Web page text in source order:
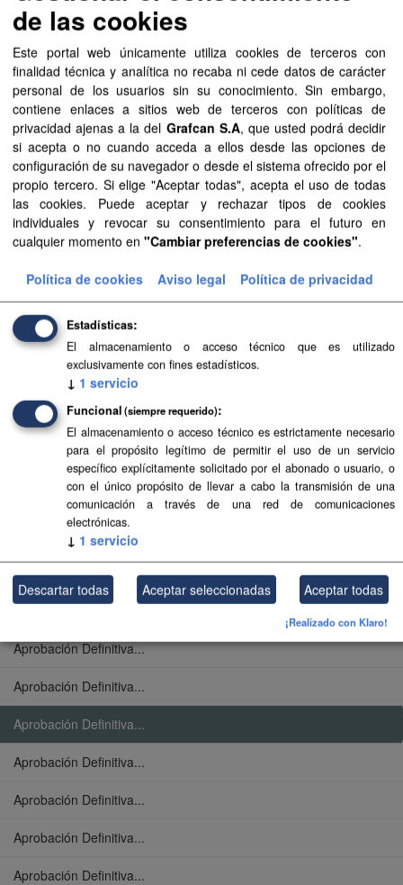
Aprobación Definitiva...
Aprobación Definitiva...
Aprobación Definitiva...
Aprobación Definitiva...
Aprobación Definitiva...
Aprobación Definitiva...
Aprobación Definitiva...
Aprobación Definitiva...
Aprobación Definitiva...
Aprobación Definitiva...
Aprobación Definitiva...
Aprobación Definitiva...
Aprobación Definitiva...
Aprobación Definitiva...
Aprobación Definitiva...
Aprobación Definitiva...
Aprobación Definitiva...
Aprobación Definitiva...
Aprobación Definitiva...
Aprobación Definitiva...
Aprobación Definitiva...
Aprobación Definitiva...
Aprobación Definitiva...
de las cookies
Este portal web únicamente utiliza cookies de terceros con
finalidad técnica y analítica no recaba ni cede datos de carácter
personal de los usuarios sin su conocimiento. Sin embargo,
contiene enlaces a sitios web de terceros con políticas de
privacidad ajenas a la del Grafcan S.A, que usted podrá decidir
si acepta o no cuando acceda a ellos desde las opciones de
configuración de su navegador o desde el sistema ofrecido por el
propio tercero. Si elige "Aceptar todas", acepta el uso de todas
las cookies. Puede aceptar y rechazar tipos de cookies
individuales y revocar su consentimiento para el futuro en
cualquier momento en "Cambiar preferencias de cookies".
Política de cookies Aviso legal Política de privacidad
Estadísticas
El almacenamiento o acceso técnico que es utilizado
exclusivamente con fines estadísticos.
↓ 1 servicio
Funcional (siempre requerido)
El almacenamiento o acceso técnico es estrictamente necesario
para el propósito legítimo de permitir el uso de un servicio
específico explícitamente solicitado por el abonado o usuario, o
con el único propósito de llevar a cabo la transmisión de una
comunicación a través de una red de comunicaciones
electrónicas.
↓ 1 servicio
Descartar todas Aceptar seleccionadas Aceptar todas
¡Realizado con Klaro!